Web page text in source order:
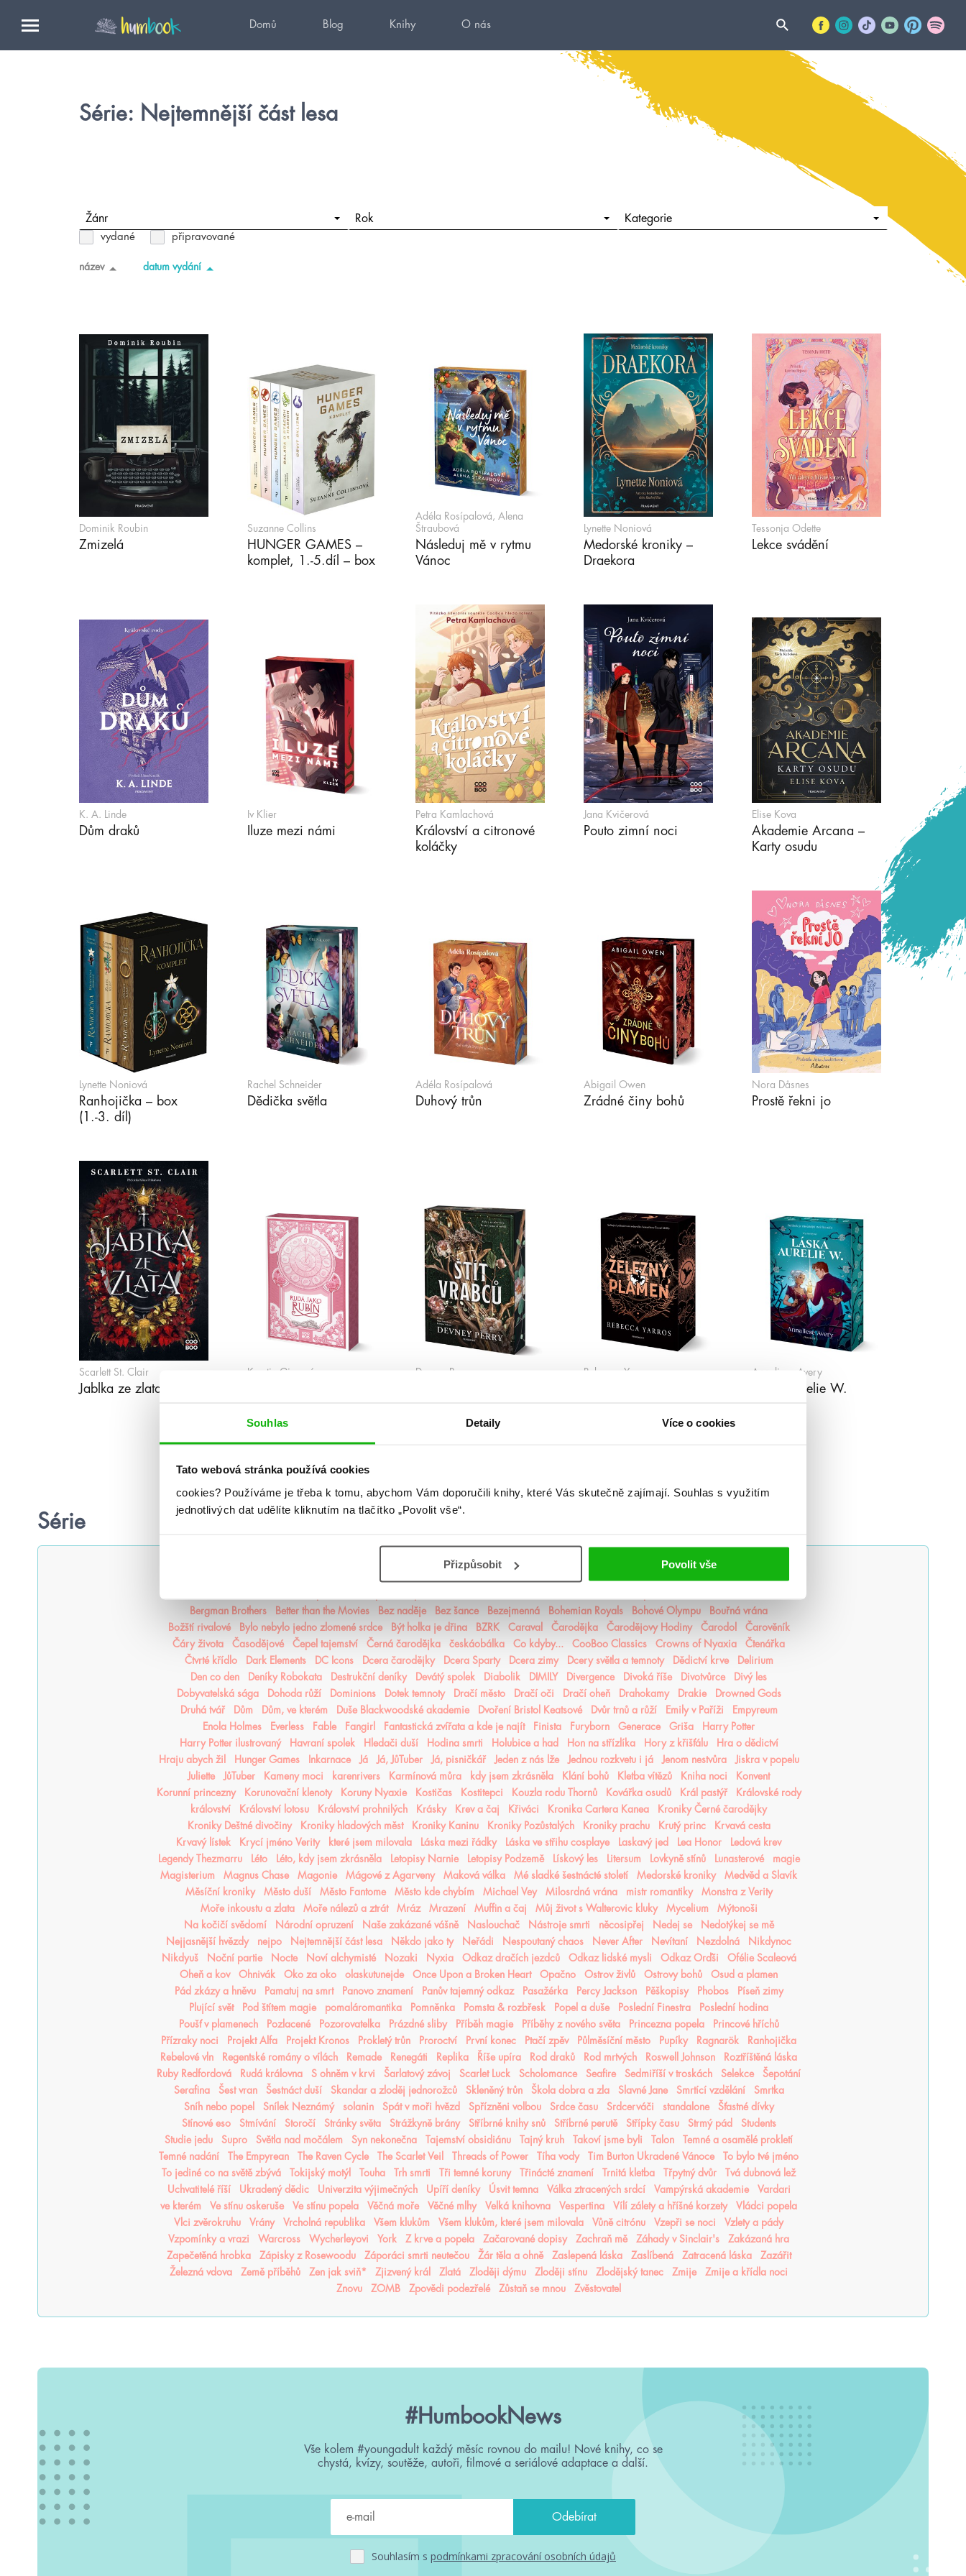
Souhlas Detaily Více o cookies
Tato webová stránka používá cookies
cookies? Používáme je třeba k tomu, abychom Vám doporučili knihy, které Vás skutečně zajímají. Souhlas s využitím
jednotlivých dat udělíte kliknutím na tlačítko „Povolit vše“.
Přizpůsobit Povolit vše
Domů Blog Knihy O nás
Série: Nejtemnější část lesa
Žánr Rok Kategorie
vydané připravované
název datum vydání
Dominik Roubin
Zmizelá
Suzanne Collins
HUNGER GAMES –
komplet, 1.-5.díl – box
Adéla Rosípalová, Alena
Štraubová
Následuj mě v rytmu
Vánoc
Lynette Noniová
Medorské kroniky –
Draekora
Tessonja Odette
Lekce svádění
K. A. Linde
Dům draků
Iv Klier
Iluze mezi námi
Petra Kamlachová
Království a citronové
koláčky
Jana Kvičerová
Pouto zimní noci
Elise Kova
Akademie Arcana –
Karty osudu
Lynette Noniová
Ranhojička – box
(1.-3. díl)
Rachel Schneider
Dědička světla
Adéla Rosípalová
Duhový trůn
Abigail Owen
Zrádné činy bohů
Nora Dåsnes
Prostě řekni jo
Scarlett St. Clair
Jablka ze zlata
Kerstin Gierová Devney Perry Rebecca Yarros Annaliese Avery
Láska Aurelie W.
Série
Bergman Brothers
Better than the Movies Bez naděje Bez šance Bezejmenná Bohemian Royals Bohové Olympu
Bouřná vrána
Božští rivalové
Bylo nebylo jedno zlomené srdce Být holka je dřina BZRK Caraval Čarodějka Čarodějovy Hodiny Čarodol
Čarověník
Čáry života
Časodějové Čepel tajemství Černá čarodějka českáobálka Co kdyby... CooBoo Classics Crowns of Nyaxia
Čtenářka
Čtvrté křídlo
Dark Elements DC Icons Dcera čarodějky Dcera Sparty Dcera zimy Dcery světla a temnoty Dědictví krve
Delirium
Den co den
Deníky Robokata Destrukční deníky Devátý spolek Diabolik DIMILY Divergence Divoká říše Divotvůrce
Divý les
Dobyvatelská sága
Dohoda růží Dominions Dotek temnoty Dračí město Dračí oči Dračí oheň Drahokamy Drakie
Drowned Gods
Druhá tvář
Dům Dům, ve kterém Duše Blackwoodské akademie Dvoření Bristol Keatsové Dvůr trnů a růží Emily v Paříži
Empyreum
Enola Holmes
Everless Fable Fangirl Fantastická zvířata a kde je najít Finista Furyborn Generace Griša
Harry Potter
Harry Potter ilustrovaný
Havraní spolek Hledači duší Hodina smrti Holubice a had Hon na střízlíka Hory z křišťálu
Hra o dědictví
Hraju abych žil
Hunger Games Inkarnace Já Já, JůTuber Já, pisničkář Jeden z nás lže Jednou rozkvetu i já Jenom nestvůra
Jiskra v popelu
Juliette
JůTuber Kameny moci karenrivers Karmínová můra kdy jsem zkrásněla Klání bohů Kletba vítězů Kniha noci
Konvent
Korunní princezny
Korunovační klenoty Koruny Nyaxie Kostičas Kostitepci Kouzla rodu Thornů Kovářka osudů Král pastýř
Královské rody
království
Království lotosu Království prohnilých Krásky Krev a čaj Křiváci Kronika Cartera Kanea
Kroniky Černé čarodějky
Kroniky Deštné divočiny
Kroniky hladových měst Kroniky Kaninu Kroniky Pozůstalých Kroniky prachu Krutý princ
Krvavá cesta
Krvavý lístek
Krycí jméno Verity které jsem milovala Láska mezi řádky Láska ve střihu cosplaye Laskavý jed Lea Honor
Ledová krev
Legendy Thezmarru
Léto Léto, kdy jsem zkrásněla Letopisy Narnie Letopisy Podzemě Lískový les Litersum Lovkyně stínů Lunasterové
magie
Magisterium
Magnus Chase Magonie Mágové z Agarveny Maková válka Mé sladké šestnácté století Medorské kroniky
Medvěd a Slavík
Měsíční kroniky
Město duší Město Fantome Město kde chybím Michael Vey Milosrdná vrána mistr romantiky
Monstra z Verity
Moře inkoustu a zlata
Moře nálezů a ztrát Mráz Mrazení Muffin a čaj Můj život s Walterovic kluky Mycelium
Mýtonoši
Na kočičí svědomí
Národní opruzení Naše zakázané vášně Naslouchač Nástroje smrti něcosipřej Nedej se
Nedotýkej se mě
Nejjasnější hvězdy
nejpo Nejtemnější část lesa Někdo jako ty Neřádi Nespoutaný chaos Never After Nevítaní Nezdolná
Nikdynoc
Nikdyuš
Noční partie Nocte Noví alchymisté Nozaki Nyxia Odkaz dračích jezdců Odkaz lidské mysli Odkaz Orďši
Ofélie Scaleová
Oheň a kov
Ohnivák Oko za oko olaskutunejde Once Upon a Broken Heart Opačno Ostrov živlů Ostrovy bohů
Osud a plamen
Pád zkázy a hněvu
Pamatuj na smrt Panovo znamení Panův tajemný odkaz Pasažérka Percy Jackson Pěškopisy Phobos
Píseň zimy
Plující svět
Pod štítem magie pomaláromantika Pomněnka Pomsta & rozbřesk Popel a duše Poslední Finestra
Poslední hodina
Poušť v plamenech
Pozlacené Pozorovatelka Prázdné sliby Příběh magie Příběhy z nového světa Princezna popela
Princové hříchů
Přízraky noci
Projekt Alfa Projekt Kronos Prokletý trůn Proroctví První konec Ptačí zpěv Půlměsíční město Pupíky Ragnarök
Ranhojička
Rebelové vln
Regentské romány o vílách Remade Renegáti Replika Říše upíra Rod draků Rod mrtvých Roswell Johnson
Roztříštěná láska
Ruby Redfordová
Rudá královna S ohněm v krvi Šarlatový závoj Scarlet Luck Scholomance Seafire Sedmiříší v troskách Selekce
Šepotání
Serafina
Šest vran Šestnáct duší Skandar a zloděj jednorožců Skleněný trůn Škola dobra a zla Slavné Jane Smrtící vzdělání
Smrtka
Sníh nebo popel
Snílek Neznámý solanin Spát v moři hvězd Spřízněni volbou Srdce času Srdcerváči standalone
Šťastné dívky
Stínové eso
Stmívání Storočí Stránky světa Strážkyně brány Stříbrné knihy snů Stříbrné perutě Střípky času Strmý pád
Students
Studie jedu
Supro Světla nad močálem Syn nekonečna Tajemství obsidiánu Tajný kruh Takoví jsme byli Talon
Temné a osamělé prokletí
Temné nadání
The Empyrean The Raven Cycle The Scarlet Veil Threads of Power Tíha vody Tim Burton Ukradené Vánoce
To bylo tvé jméno
To jediné co na světě zbývá
Tokijský motýl Touha Trh smrti Tři temné koruny Třinácté znamení Trnitá kletba Třpytný dvůr
Tvá dubnová lež
Uchvatitelé říší
Ukradený dědic Univerzita výjimečných Upíří deníky Úsvit temna Válka ztracených srdcí Vampýrská akademie
Vardari
ve kterém
Ve stínu oskeruše Ve stínu popela Věčná moře Věčné mlhy Velká knihovna Vespertina Vílí zálety a hříšné korzety
Vládci popela
Vlci zvěrokruhu
Vrány Vrcholná republika Všem klukům Všem klukům, které jsem milovala Vůně citrónu Vzepři se noci
Vzlety a pády
Vzpomínky a vrazi
Warcross Wycherleyovi York Z krve a popela Začarované dopisy Zachraň mě Záhady v Sinclair's
Zakázaná hra
Zapečetěná hrobka
Zápisky z Rosewoodu Záporáci smrti neutečou Žár těla a ohně Zaslepená láska Zaslíbená Zatracená láska
Zazářit
Železná vdova
Země příběhů Zen jak sviň* Zjizvený král Zlatá Zloději dýmu Zloději stínu Zlodějský tanec Zmije
Zmije a křídla noci
Znovu
ZOMB Zpovědi podezřelé Zůstaň se mnou Zvěstovatel
#HumbookNews
Vše kolem #youngadult každý měsíc rovnou do mailu! Nové knihy, co se
chystá, kvízy, soutěže, autoři, filmové a seriálové adaptace a další.
Souhlasím s podmínkami zpracování osobních údajů